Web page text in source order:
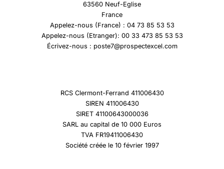
63560 Neuf-Eglise
France
Appelez-nous (France) : 04 73 85 53 53
Appelez-nous (Etranger): 00 33 473 85 53 53
Écrivez-nous : poste7@prospectexcel.com
RCS Clermont-Ferrand 411006430
SIREN 411006430
SIRET 41100643000036
SARL au capital de 10 000 Euros
TVA FR19411006430
Société créée le 10 février 1997